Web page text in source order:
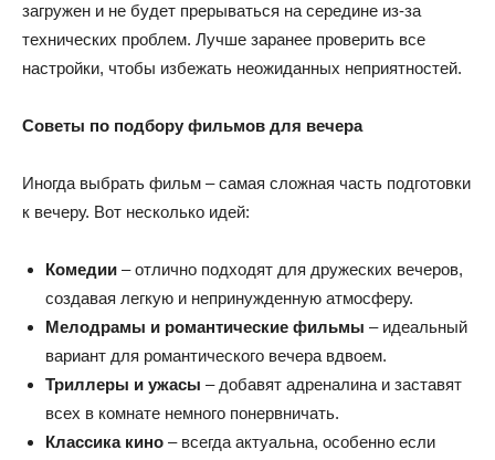
загружен и не будет прерываться на середине из-за
технических проблем. Лучше заранее проверить все
настройки, чтобы избежать неожиданных неприятностей.
Советы по подбору фильмов для вечера
Иногда выбрать фильм – самая сложная часть подготовки
к вечеру. Вот несколько идей:
Комедии – отлично подходят для дружеских вечеров,
создавая легкую и непринужденную атмосферу.
Мелодрамы и романтические фильмы – идеальный
вариант для романтического вечера вдвоем.
Триллеры и ужасы – добавят адреналина и заставят
всех в комнате немного понервничать.
Классика кино – всегда актуальна, особенно если